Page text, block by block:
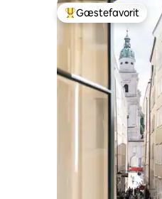
Bedste gæstefavorit
Gæstefavorit